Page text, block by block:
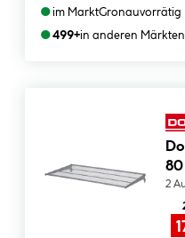
●im MarktGronauvorrätig
●499+in anderen Märkten
80
2